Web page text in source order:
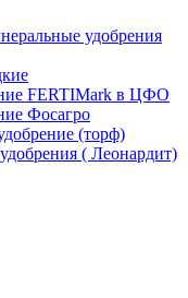
удобрения
FERTIMark в ЦФО
Фосагро
(торф)
( Леонардит)